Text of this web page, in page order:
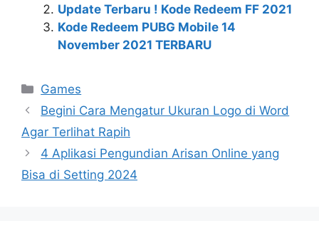
Update Terbaru ! Kode Redeem FF 2021
Kode Redeem PUBG Mobile 14
November 2021 TERBARU
Kategori
Games
Begini Cara Mengatur Ukuran Logo di Word
Agar Terlihat Rapih
4 Aplikasi Pengundian Arisan Online yang
Bisa di Setting 2024